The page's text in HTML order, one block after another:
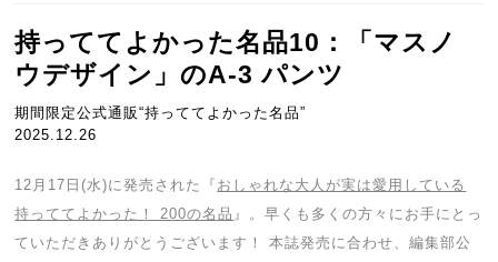
持っててよかった名品10：「マスノ
ウデザイン」のA-3 パンツ
期間限定公式通販“持っててよかった名品”
2025.12.26
12月17日(水)に発売された『 おしゃれな大人が実は愛用している
持っててよかった！ 200の名品 』。早くも多くの方々にお手にとっ
ていただきありがとうございます！ 本誌発売に合わせ、編集部公